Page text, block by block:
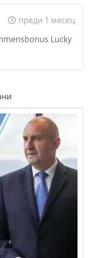
преди 1 месец
Lucky